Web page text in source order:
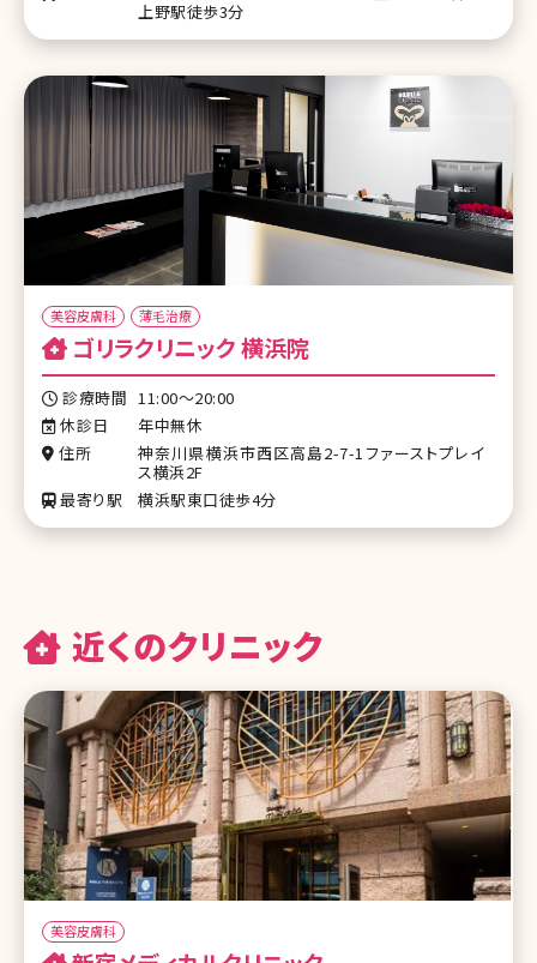
上野駅徒歩3分
美容皮膚科 薄毛治療
ゴリラクリニック 横浜院
診療時間 11:00～20:00
休診日
年中無休
住所
神奈川県横浜市西区高島2-7-1ファーストプレイ
ス横浜2F
最寄り駅
横浜駅東口徒歩4分
近くのクリニック
美容皮膚科